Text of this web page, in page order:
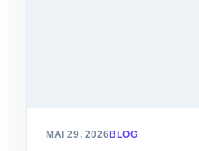
MAI 29, 2026BLOG